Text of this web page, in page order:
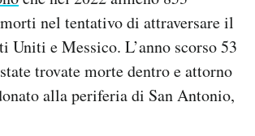
nel tentativo di attraversare il
Uniti e Messico. L’anno scorso 53
trovate morte dentro e attorno
alla periferia di San Antonio,